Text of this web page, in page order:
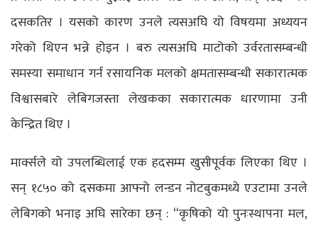
दसकतिर । यसको कारण उनले त्यसअघि यो विषयमा अध्ययन
गरेको थिएन भन्ने होइन । बरु त्यसअघि माटोको उर्वरतासम्बन्धी
समस्या समाधान गर्न रसायनिक मलको क्षमतासम्बन्धी सकारात्मक
विश्वासबारे लेबिगजस्ता लेखकका सकारात्मक धारणामा उनी
केन्द्रित थिए ।
मार्क्सले यो उपलब्धिलाई एक हदसम्म खुसीपूर्वक लिएका थिए ।
सन् १८५० को दसकमा आफ्नो लन्डन नोटबुकमध्ये एउटामा उनले
लेबिगको भनाइ अघि सारेका छन् : “कृषिको यो पुनःस्थापना मल,